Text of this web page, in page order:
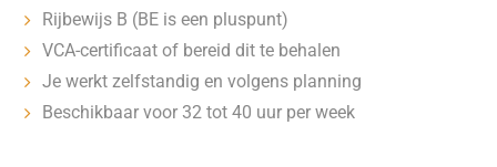
Rijbewijs B (BE is een pluspunt)
VCA-certificaat of bereid dit te behalen
Je werkt zelfstandig en volgens planning
Beschikbaar voor 32 tot 40 uur per week